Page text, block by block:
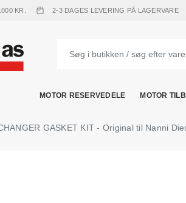
KR. 2-3 DAGES LEVERING PÅ LAGERVARE
MOTOR RESERVEDELE MOTOR
GASKET KIT - Original til Nanni